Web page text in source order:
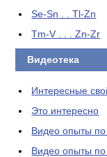
Se-Sn . . Tl-Zn
Tm-V . . . Zn-Zr
Видеотека
Интересные
Это интересно
Видео опыты по
Видео опыты по